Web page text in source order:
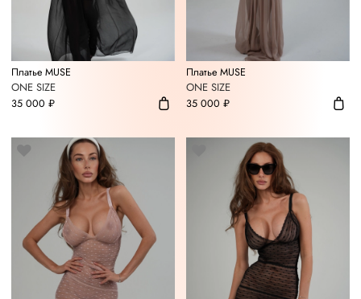
Платье MUSE
ONE SIZE
35 000 ₽
Платье MUSE
ONE SIZE
35 000 ₽